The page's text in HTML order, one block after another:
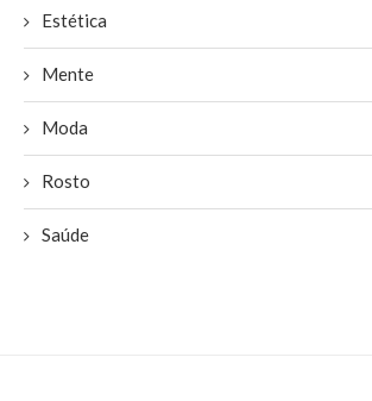
Estética
Mente
Moda
Rosto
Saúde